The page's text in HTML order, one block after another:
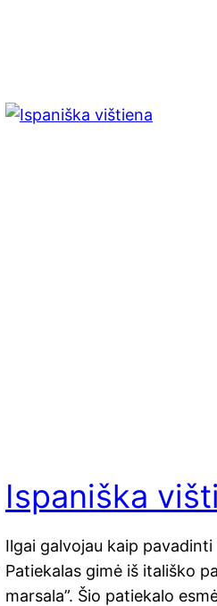
Ispaniška
Ilgai gal­vo­jau kaip pava­din­ti
Patie­ka­las gimė iš ita­liš­ko
mar­sa­la”. Šio patie­ka­lo